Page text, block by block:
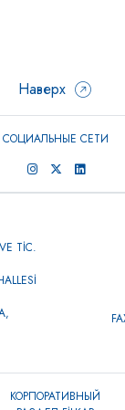
Наверх
СОЦИАЛЬНЫЕ СЕТИ
TİC.
КОРПОРАТИВНЫЙ